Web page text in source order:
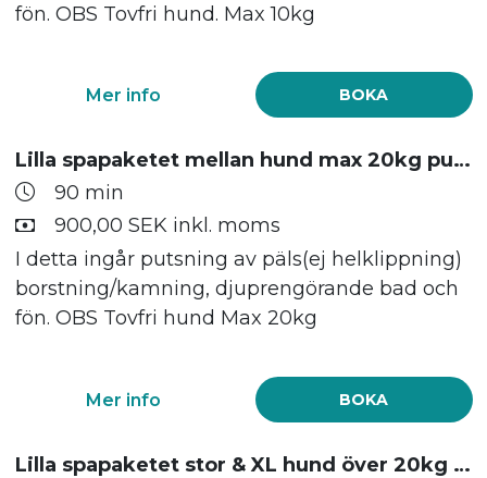
fön. OBS Tovfri hund. Max 10kg
BOKA
Mer info
Lilla spapaketet mellan hund max 20kg puts, bad och fön
90 min
900,00 SEK inkl. moms
I detta ingår putsning av päls(ej helklippning)
borstning/kamning, djuprengörande bad och
fön. OBS Tovfri hund Max 20kg
BOKA
Mer info
Lilla spapaketet stor & XL hund över 20kg puts bad och fön